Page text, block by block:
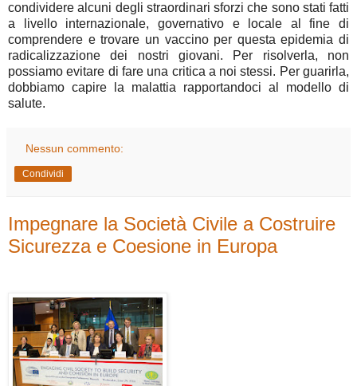
condividere alcuni degli straordinari sforzi che sono stati fatti
a livello internazionale, governativo e locale al fine di
comprendere e trovare un vaccino per questa epidemia di
radicalizzazione dei nostri giovani. Per risolverla, non
possiamo evitare di fare una critica a noi stessi. Per guarirla,
dobbiamo capire la malattia rapportandoci al modello di
salute.
Nessun commento:
Condividi
Impegnare la Società Civile a Costruire
Sicurezza e Coesione in Europa